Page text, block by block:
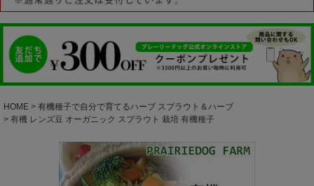
HOME
有機種子で自分で育てるハーブ スプラウト＆ハーブ
有機 レンズ豆 オーガニック スプラウト 栽培 有機種子